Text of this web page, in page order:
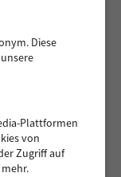
Diese
Plattformen
von
Zugriff auf